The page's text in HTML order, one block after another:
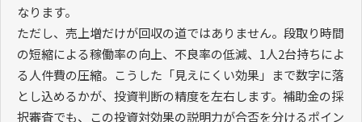
なります。
ただし、売上増だけが回収の道ではありません。段取り時間
の短縮による稼働率の向上、不良率の低減、1人2台持ちによ
る人件費の圧縮。こうした「見えにくい効果」まで数字に落
とし込めるかが、投資判断の精度を左右します。補助金の採
択審査でも、この投資対効果の説明力が合否を分けるポイン